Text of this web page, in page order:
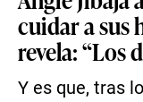
cuidar a sus
revela: “Los
Y es que, tras